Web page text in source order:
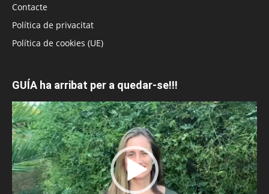
Contacte
Política de privacitat
Política de cookies (UE)
GUÍA ha arribat per a quedar-se!!!
Reproductor
de
vídeo